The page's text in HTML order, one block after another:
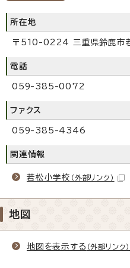
所在地
〒510-0224 三重県鈴鹿市
電話
059-385-0072
ファクス
059-385-4346
関連情報
若松小学校 （外部リンク）
地図
地図を表示する （外部リンク）